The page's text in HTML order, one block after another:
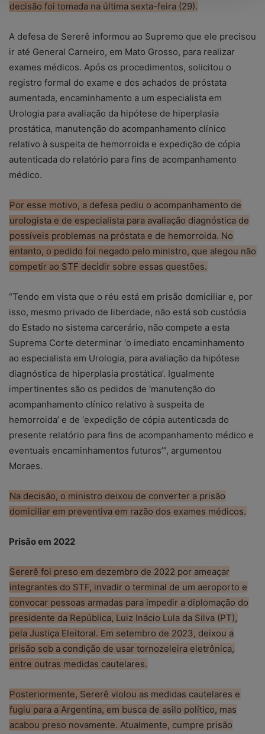
decisão foi tomada na última sexta-feira (29).
A defesa de Sererê informou ao Supremo que ele precisou
ir até General Carneiro, em Mato Grosso, para realizar
exames médicos. Após os procedimentos, solicitou o
registro formal do exame e dos achados de próstata
aumentada, encaminhamento a um especialista em
Urologia para avaliação da hipótese de hiperplasia
prostática, manutenção do acompanhamento clínico
relativo à suspeita de hemorroida e expedição de cópia
autenticada do relatório para fins de acompanhamento
médico.
Por esse motivo, a defesa pediu o acompanhamento de
urologista e de especialista para avaliação diagnóstica de
possíveis problemas na próstata e de hemorroida. No
entanto, o pedido foi negado pelo ministro, que alegou não
competir ao STF decidir sobre essas questões.
“Tendo em vista que o réu está em prisão domiciliar e, por
isso, mesmo privado de liberdade, não está sob custódia
do Estado no sistema carcerário, não compete a esta
Suprema Corte determinar ‘o imediato encaminhamento
ao especialista em Urologia, para avaliação da hipótese
diagnóstica de hiperplasia prostática’. Igualmente
impertinentes são os pedidos de ‘manutenção do
acompanhamento clínico relativo à suspeita de
hemorroida’ e de ‘expedição de cópia autenticada do
presente relatório para fins de acompanhamento médico e
eventuais encaminhamentos futuros’”, argumentou
Moraes.
Na decisão, o ministro deixou de converter a prisão
domiciliar em preventiva em razão dos exames médicos.
Prisão em 2022
Sererê foi preso em dezembro de 2022 por ameaçar
integrantes do STF, invadir o terminal de um aeroporto e
convocar pessoas armadas para impedir a diplomação do
presidente da República, Luiz Inácio Lula da Silva (PT),
pela Justiça Eleitoral. Em setembro de 2023, deixou a
prisão sob a condição de usar tornozeleira eletrônica,
entre outras medidas cautelares.
Posteriormente, Sererê violou as medidas cautelares e
fugiu para a Argentina, em busca de asilo político, mas
acabou preso novamente. Atualmente, cumpre prisão